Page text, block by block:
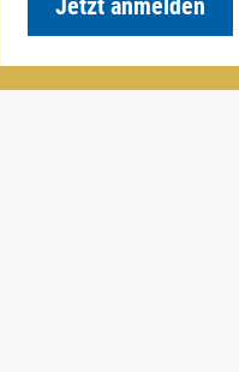
Jetzt anmelden